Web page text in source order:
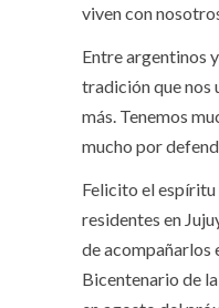
viven con
Entre argentinos
tradición que nos
más. Tenemos
mucho por
Felicito el
residentes en
de acompañarlos
Bicentenario de